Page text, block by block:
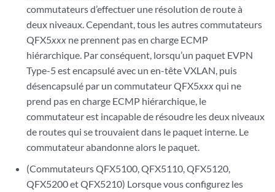
commutateurs d’effectuer une résolution de route à
deux niveaux. Cependant, tous les autres commutateurs
QFX5xxx ne prennent pas en charge ECMP
hiérarchique. Par conséquent, lorsqu’un paquet EVPN
Type-5 est encapsulé avec un en-tête VXLAN, puis
désencapsulé par un commutateur QFX5xxxqui ne
prend pas en charge ECMP hiérarchique, le
commutateur est incapable de résoudre les deux niveaux
de routes qui se trouvaient dans le paquet interne. Le
commutateur abandonne alors le paquet.
(Commutateurs QFX5100, QFX5110, QFX5120,
QFX5200 et QFX5210) Lorsque vous configurez les